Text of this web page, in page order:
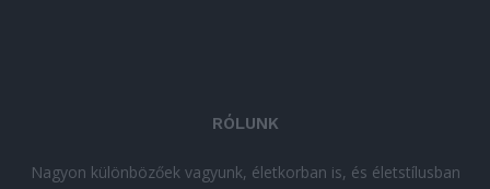
RÓLUNK
Nagyon különbözőek vagyunk, életkorban is, és életstílusban